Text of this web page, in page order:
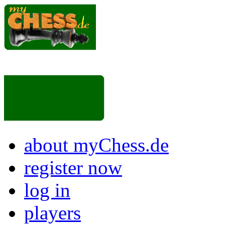
about myChess.de
register now
log in
players